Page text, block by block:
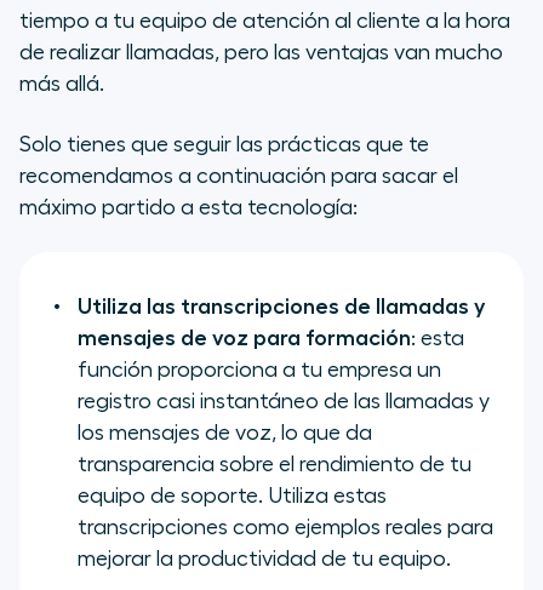
tiempo a tu equipo de atención al cliente a la hora
de realizar llamadas, pero las ventajas van mucho
más allá.
Solo tienes que seguir las prácticas que te
recomendamos a continuación para sacar el
máximo partido a esta tecnología:
Utiliza las transcripciones de llamadas y
mensajes de voz para formación: esta
función proporciona a tu empresa un
registro casi instantáneo de las llamadas y
los mensajes de voz, lo que da
transparencia sobre el rendimiento de tu
equipo de soporte. Utiliza estas
transcripciones como ejemplos reales para
mejorar la productividad de tu equipo.